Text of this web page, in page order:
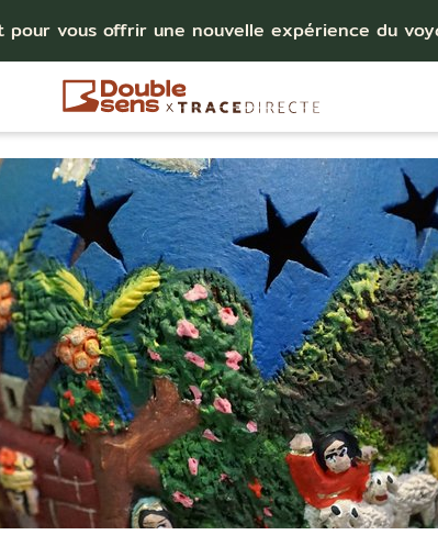
pour vous offrir une nouvelle expérience du